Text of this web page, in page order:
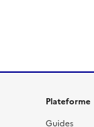
Plateforme
Guides